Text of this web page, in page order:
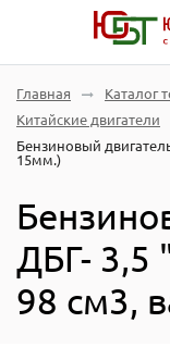
Главная Каталог
Китайские двигатели
Бензиновый
15мм.)
ДБГ- 3,5
98 см3,